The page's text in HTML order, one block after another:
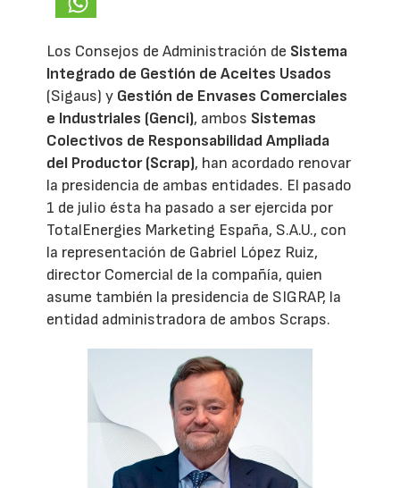
Los Consejos de Administración de Sistema
Integrado de Gestión de Aceites Usados
(Sigaus) y Gestión de Envases Comerciales
e Industriales (Genci), ambos Sistemas
Colectivos de Responsabilidad Ampliada
del Productor (Scrap), han acordado renovar
la presidencia de ambas entidades. El pasado
1 de julio ésta ha pasado a ser ejercida por
TotalEnergies Marketing España, S.A.U., con
la representación de Gabriel López Ruiz,
director Comercial de la compañía, quien
asume también la presidencia de SIGRAP, la
entidad administradora de ambos Scraps.